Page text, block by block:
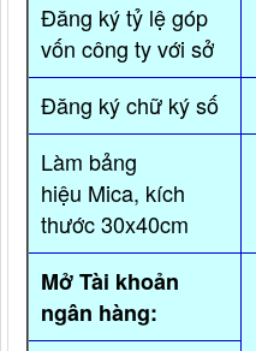
Đăng ký tỷ lệ góp
vốn công ty với sở
Đăng ký chữ ký số
Làm bảng
hiệu Mica, kích
thước 30x40cm
Mở Tài khoản
ngân hàng: